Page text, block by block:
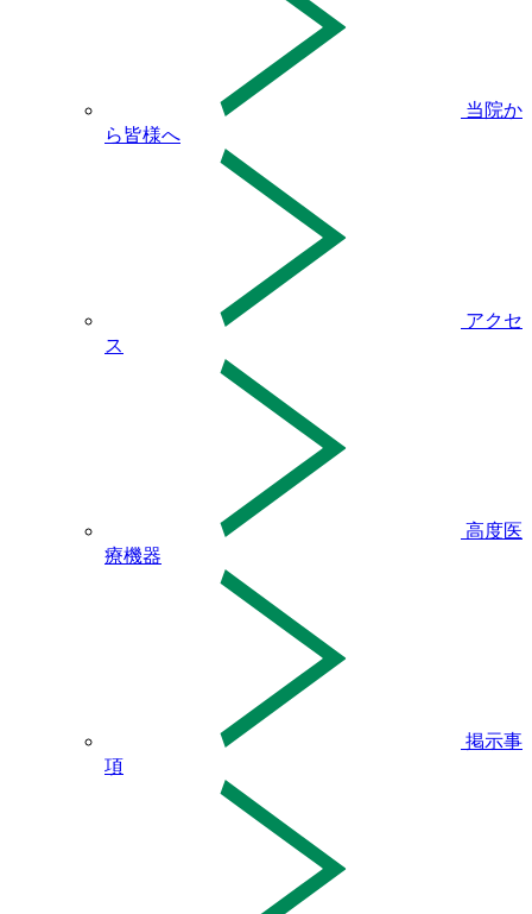
当院か
ら皆様へ
アクセ
ス
高度医
療機器
掲示事
項